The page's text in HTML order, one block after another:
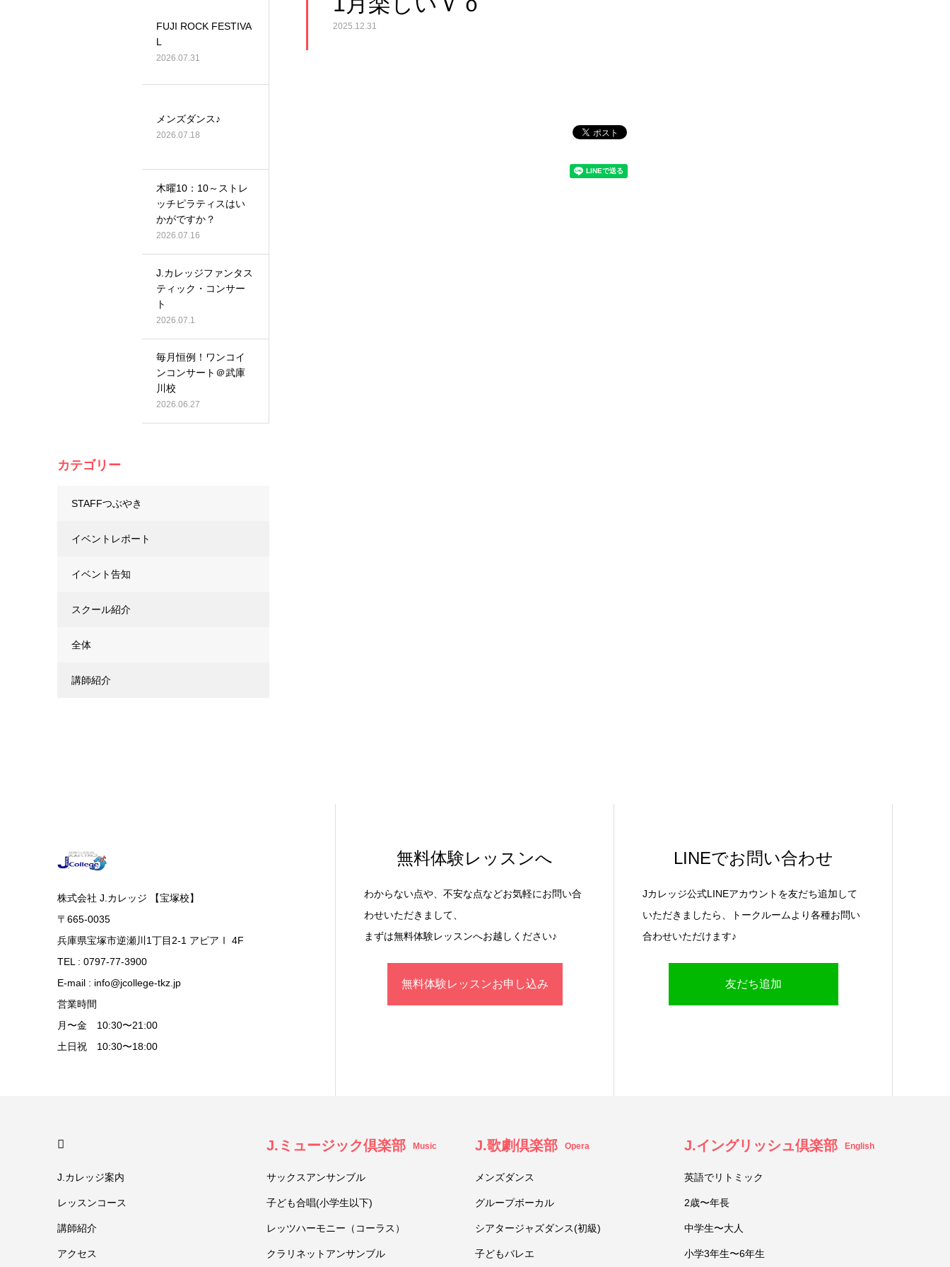
2025.12.31
FUJI ROCK FESTIVA
L
2026.07.31
メンズダンス♪
2026.07.18
木曜10：10～ストレ
ッチピラティスはい
かがですか？
2026.07.16
J.カレッジファンタス
ティック・コンサー
ト
2026.07.1
毎月恒例！ワンコイ
ンコンサート＠武庫
川校
2026.06.27
カテゴリー
STAFFつぶやき
イベントレポート
イベント告知
スクール紹介
全体
講師紹介
株式会社 J.カレッジ 【宝塚校】
〒665-0035
兵庫県宝塚市逆瀬川1丁目2-1 アピアⅠ 4F
TEL : 0797-77-3900
E-mail : info@jcollege-tkz.jp
営業時間
月〜金 10:30〜21:00
土日祝 10:30〜18:00
無料体験レッスンへ
わからない点や、不安な点などお気軽にお問い合
わせいただきまして、
まずは無料体験レッスンへお越しください♪
無料体験レッスンお申し込み
LINEでお問い合わせ
Jカレッジ公式LINEアカウントを友だち追加して
いただきましたら、トークルームより各種お問い
合わせいただけます♪
友だち追加
J.カレッジ案内
レッスンコース
講師紹介
アクセス
J.ミュージック倶楽部 Music
サックスアンサンブル
子ども合唱(小学生以下)
レッツハーモニー（コーラス）
クラリネットアンサンブル
J.歌劇倶楽部 Opera
メンズダンス
グループボーカル
シアタージャズダンス(初級)
子どもバレエ
J.イングリッシュ倶楽部 English
英語でリトミック
2歳〜年長
中学生〜大人
小学3年生〜6年生